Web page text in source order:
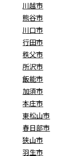
川越市
熊谷市
川口市
行田市
秩父市
所沢市
飯能市
加須市
本庄市
東松山市
春日部市
狭山市
羽生市